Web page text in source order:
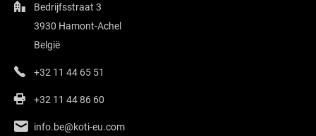
Bedrijfsstraat 3
3930 Hamont-Achel
België
+32 11 44 65 51
+32 11 44 86 60
info.be@koti-eu.com